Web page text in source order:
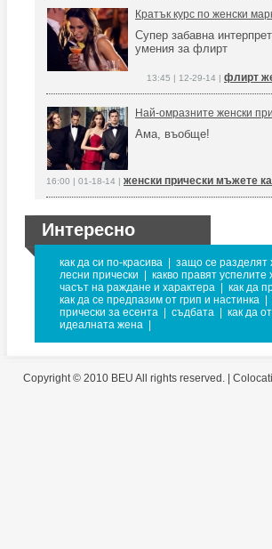
Кратък курс по женски
Супер забавна
умения за флирт
13:45 | 12-29-14 | флирт
Най-омразните женски
Ама, въобще!
16:00 | 01-18-14 | женски прически мъжете
Интересно
как да си по-красива защо се разделят
лесни прически
какво правят успелите
часът на раждане и характера
как да
как да се предпазим от грип и настинка
прически за есента
съдбата
как да
идеалната жена
Copyright © 2010 BEU All rights reserved. |